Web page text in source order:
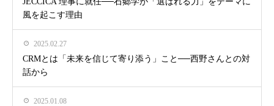
風を起こす理由
2025.02.27
CRMとは「未来を信じて寄り添う」こと──西野さんとの対
話から
2025.01.08